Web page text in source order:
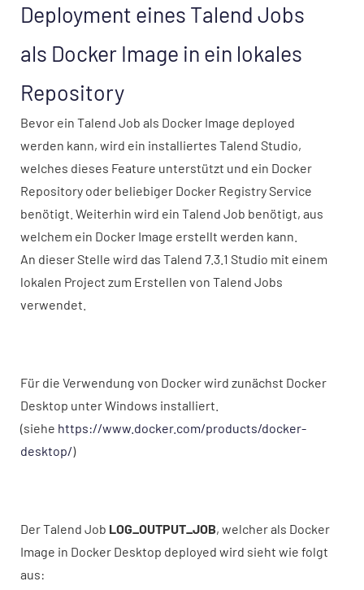
Deployment eines Talend Jobs
als Docker Image in ein lokales
Repository
Bevor ein Talend Job als Docker Image deployed
werden kann, wird ein installiertes Talend Studio,
welches dieses Feature unterstützt und ein Docker
Repository oder beliebiger Docker Registry Service
benötigt. Weiterhin wird ein Talend Job benötigt, aus
welchem ein Docker Image erstellt werden kann.
An dieser Stelle wird das Talend 7.3.1 Studio mit einem
lokalen Project zum Erstellen von Talend Jobs
verwendet.
Für die Verwendung von Docker wird zunächst Docker
Desktop unter Windows installiert.
(siehe https://www.docker.com/products/docker-
desktop/)
Der Talend Job LOG_OUTPUT_JOB, welcher als Docker
Image in Docker Desktop deployed wird sieht wie folgt
aus: